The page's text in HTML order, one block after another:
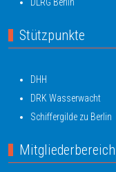
Stützpunkte
DHH
DRK Wasserwacht
Schiffergilde zu Berlin
Mitgliederbereich